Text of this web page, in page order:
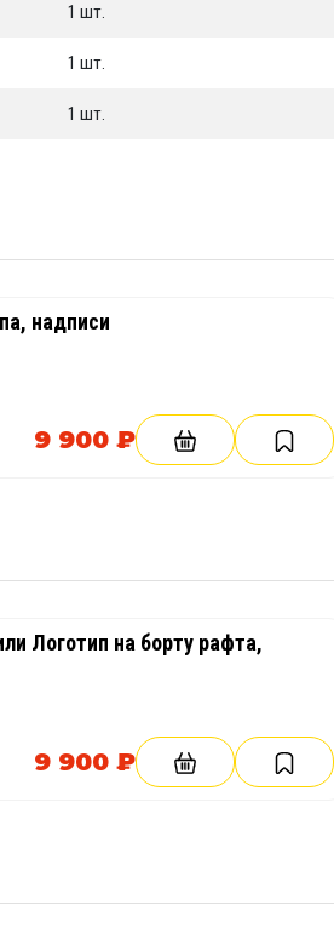
1 шт.
1 шт.
1 шт.
надписи
9 900 ₽
Логотип на борту рафта,
9 900 ₽